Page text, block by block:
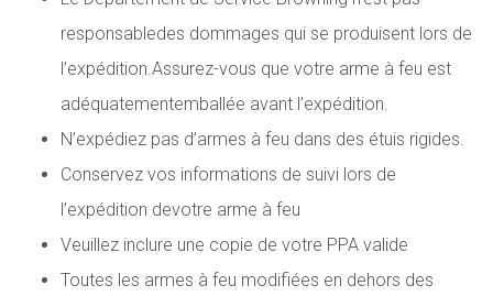
responsabledes dommages qui se produisent lors de
l’expédition.Assurez-vous que votre arme à feu est
adéquatementemballée avant l’expédition.
N’expédiez pas d’armes à feu dans des étuis rigides.
Conservez vos informations de suivi lors de
l’expédition devotre arme à feu
Veuillez inclure une copie de votre PPA valide
Toutes les armes à feu modifiées en dehors des